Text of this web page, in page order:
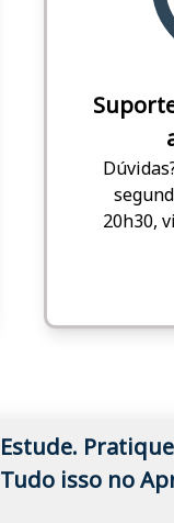
20h30,
Estude.
Tudo isso no